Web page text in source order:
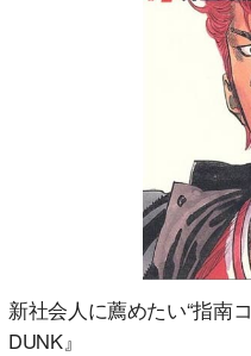
新社会人に薦めたい“指南
DUNK』